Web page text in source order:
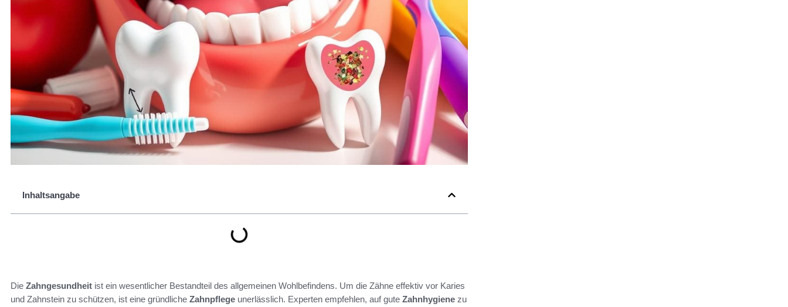
Inhaltsangabe
Die Zahngesundheit ist ein wesentlicher Bestandteil des allgemeinen Wohlbefindens. Um die Zähne effektiv vor Karies
und Zahnstein zu schützen, ist eine gründliche Zahnpflege unerlässlich. Experten empfehlen, auf gute Zahnhygiene zu